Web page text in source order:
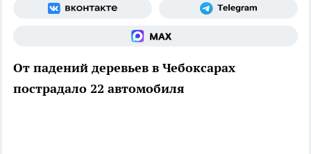
От падений деревьев в Чебоксарах
пострадало 22 автомобиля